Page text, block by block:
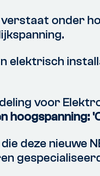
onder
elektrisch
voor
hoogspanning:
deze nieuwe